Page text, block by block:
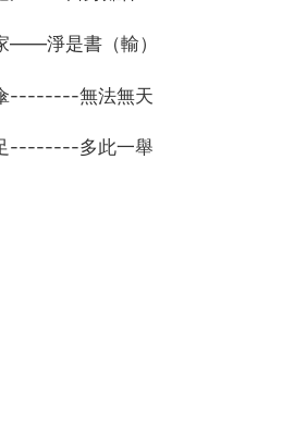
——淨是書（輸）
--------無法無天
--------多此一舉